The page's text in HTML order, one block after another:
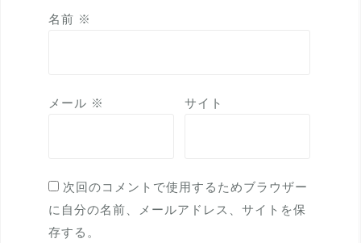
名前 ※
メール ※ サイト
次回のコメントで使用するためブラウザー
に自分の名前、メールアドレス、サイトを保
存する。